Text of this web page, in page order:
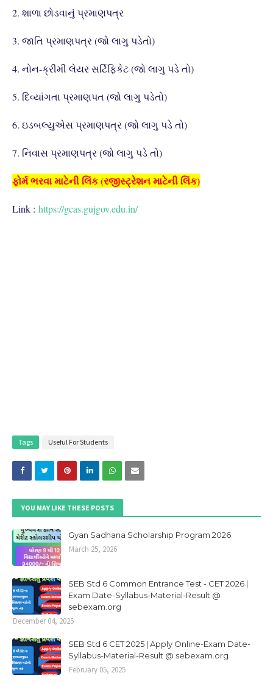
2. શાળા છોડવાનું પ્રમાણપત્ર
3. જાતિ પ્રમાણપત્ર (જો લાગુ પડેતો)
4. નોન-ક્રીમી લેયર સર્ટિફિકેટ (જો લાગુ પડે તો)
5. દિવ્યાંગતા પ્રમાણપત (જો લાગુ પડેતો)
6. ઇડબલ્યુએસ પ્રમાણપત્ર (જો લાગુ પડે તો)
7. નિવાસ પ્રમાણપત્ર (જો લાગુ પડે તો)
ફોર્મ ભરવા માટેની લિંક (રજીસ્ટ્રેશન માટેની લિંક)
Link : https://gcas.gujgov.edu.in/
Tags Useful For Students
YOU MAY LIKE THESE POSTS
Gyan Sadhana Scholarship Program 2026
March 25, 2026
SEB Std 6 Common Entrance Test - CET 2026 |
Exam Date-Syllabus-Material-Result @
sebexam.org
December 04, 2025
SEB Std 6 CET 2025 | Apply Online-Exam Date-
Syllabus-Material-Result @ sebexam.org
February 05, 2025